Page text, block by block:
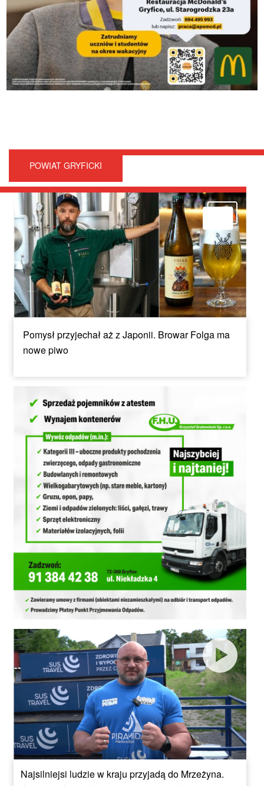
POWIAT GRYFICKI
Pomysł przyjechał aż z Japonii. Browar Folga ma
nowe piwo
Najsilniejsi ludzie w kraju przyjadą do Mrzeżyna.